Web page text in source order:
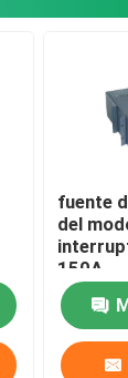
fuente
del
150A,
482,6 *
del